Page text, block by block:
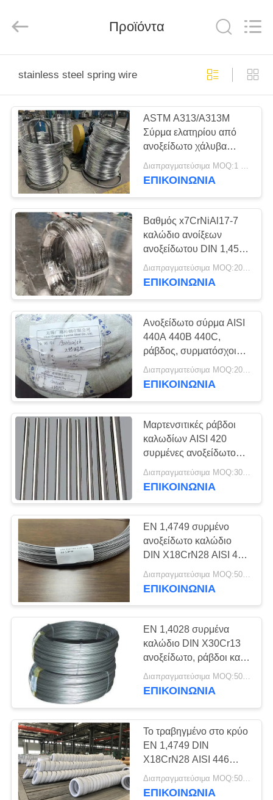
ΠΡΟΪΌΝΤΑ
ΒΊΝΤΕΟ
ΠΕΡΊΠΟΥ
ΕΜΕΊΣ
ΓΎΡΟΣ
ΕΡΓΟΣΤΑΣΊΩΝ
ΠΟΙΟΤΙΚΌΣ
ΈΛΕΓΧΟΣ
ΜΑΣ
ΕΛΆΤΕ
ΣΕ
ΕΠΑΦΉ
ΜΕ
ΖΗΤΉΣΤΕ
ΈΝΑ
ΑΠΌΣΠΑΣΜΑ
SITEMAP
PRIVACY
POLICY
Προϊόντα
stainless steel spring wire
ASTM A313/A313M
Σύρμα ελατηρίου από
ανοξείδωτο χάλυβα
2205 631 304 316 321
347
Διαπραγματεύσιμα MOQ:1 τόνος
ΕΠΙΚΟΙΝΩΝΊΑ
Βαθμός x7CrNiAl17-7
καλώδιο ανοίξεων
ανοξείδωτου DIN 1,4568
17-7PH SUS631
Διαπραγματεύσιμα MOQ:200 ΚΛ
ΕΠΙΚΟΙΝΩΝΊΑ
Ανοξείδωτο σύρμα AISI
440A 440B 440C,
ράβδος, συρματόσχοινο,
μπάρα
Διαπραγματεύσιμα MOQ:200 ΚΛ
ΕΠΙΚΟΙΝΩΝΊΑ
Μαρτενσιτικές ράβδοι
καλωδίων AISI 420
συρμένες ανοξείδωτο
γύρω από τους
φραγμούς
ΕΠΙΚΟΙΝΩΝΊΑ
EN 1,4749 συρμένο
ανοξείδωτο καλώδιο
DIN X18CrN28 AISI 446
για τη σφράγιση γυαλιού
Διαπραγματεύσιμα MOQ:500 κλ
ΕΠΙΚΟΙΝΩΝΊΑ
EN 1,4028 συρμένα
καλώδιο DIN X30Cr13
ανοξείδωτο, ράβδοι και
AISI 420B γύρω από
τους φραγμούς
Διαπραγματεύσιμα MOQ:500 κλ
ΕΠΙΚΟΙΝΩΝΊΑ
Το τραβηγμένο στο κρύο
EN 1,4749 DIN
X18CrN28 AISI 446
καλωδίων ανοξείδωτου
φωτεινό
Διαπραγματεύσιμα MOQ:500 κλ
ΕΠΙΚΟΙΝΩΝΊΑ